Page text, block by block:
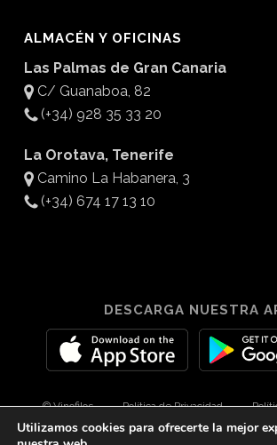
ALMACÉN Y OFICINAS
Las Palmas de Gran Canaria
C/ Guanaboa, 82
(+34) 928 35 33 20
La Orotava, Tenerife
Camino La Habanera, 3
(+34) 674 17 13 10
DESCARGA NUESTRA
© Vinofilos Política de Privacidad
Aviso Legal Diseño por 3Com
Utilizamos cookies para ofrecerte la mejor